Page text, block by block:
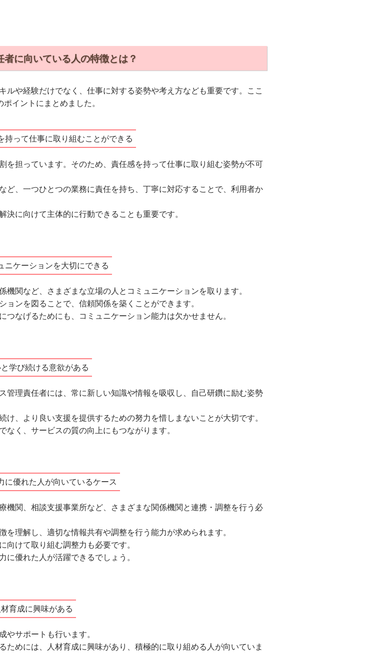
者に向いている人の特徴とは？
や経験だけでなく、仕事に対する姿勢や考え方なども重要です。ここ
イントにまとめました。
持って仕事に取り組むことができる
を担っています。そのため、責任感を持って仕事に取り組む姿勢が不可
ど、一つひとつの業務に責任を持ち、丁寧に対応することで、利用者か
に向けて主体的に行動できることも重要です。
ニケーションを大切にできる
関など、さまざまな立場の人とコミュニケーションを取ります。
ンを図ることで、信頼関係を築くことができます。
なげるためにも、コミュニケーション能力は欠かせません。
学び続ける意欲がある
管理責任者には、常に新しい知識や情報を吸収し、自己研鑽に励む姿勢
、より良い支援を提供するための努力を惜しまないことが大切です。
く、サービスの質の向上にもつながります。
に優れた人が向いているケース
機関、相談支援事業所など、さまざまな関係機関と連携・調整を行う必
理解し、適切な情報共有や調整を行う能力が求められます。
けて取り組む調整力も必要です。
優れた人が活躍できるでしょう。
材育成に興味がある
サポートも行います。
めには、人材育成に興味があり、積極的に取り組める人が向いていま